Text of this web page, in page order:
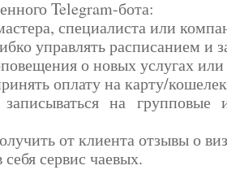
Telegram-бота:
специалиста или
управлять расписанием и
о новых услугах
оплату на карту/
на групповые
от клиента отзывы о
сервис чаевых.